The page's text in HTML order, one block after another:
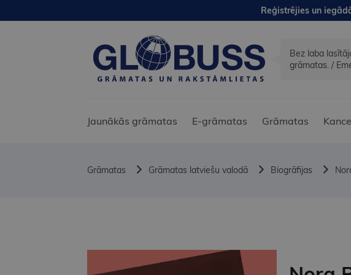
Reģistrējies un
Bez laba
grāmatas. /
Jaunākās grāmatas E-grāmatas Grāmatas
Grāmatas Grāmatas latviešu valodā Biogrāfijas